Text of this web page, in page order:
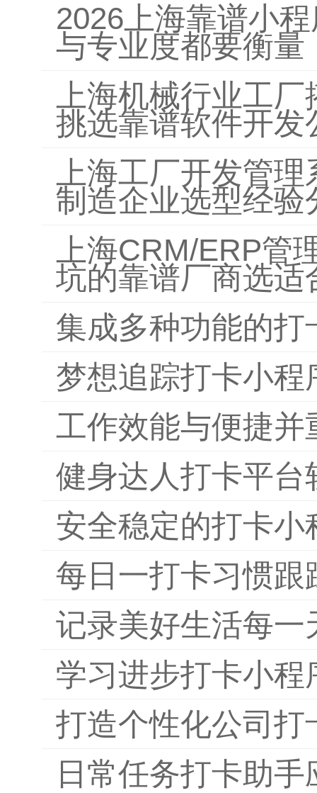
2026上海靠谱小
与专业度都要衡量
上海机械行业工
挑选靠谱软件开发
上海工厂开发管
制造企业选型经验
上海CRM/ERP管
坑的靠谱厂商选适
集成多种功能的
梦想追踪打卡小程
工作效能与便捷
健身达人打卡平台
安全稳定的打卡小
每日一打卡习惯跟
记录美好生活每一
学习进步打卡小程
打造个性化公司打
日常任务打卡助手